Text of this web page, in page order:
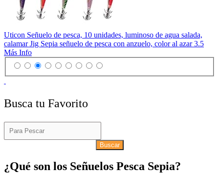
Uticon Señuelo de pesca, 10 unidades, luminoso de agua salada,
calamar Jig Sepia señuelo de pesca con anzuelo, color al azar 3.5
Más Info
Busca tu Favorito
Buscar
¿Qué son los Señuelos Pesca Sepia?